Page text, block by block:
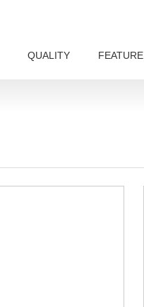
QUALITY FEATURE